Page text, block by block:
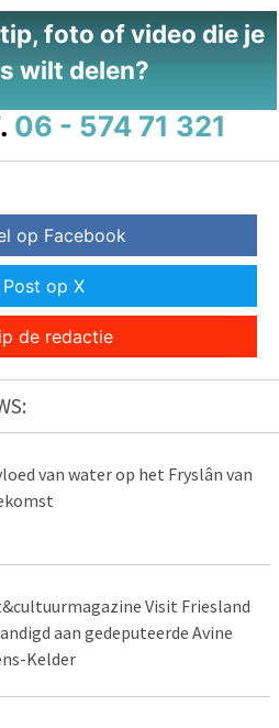
foto of video die je
wilt delen?
06 - 574 71 321
op Facebook
Post op X
de redactie
van water op het Fryslân van
Visit Friesland
aan gedeputeerde Avine
Kelder